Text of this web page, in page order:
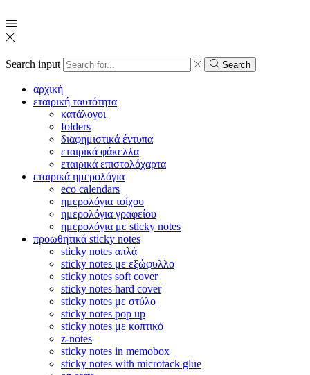
Search input Search
αρχική
εταιρική ταυτότητα
κατάλογοι
folders
διαφημιστικά έντυπα
εταιρικά φάκελλα
εταιρικά επιστολόχαρτα
εταιρικά ημερολόγια
eco calendars
ημερολόγια τοίχου
ημερολόγια γραφείου
ημερολόγια με sticky notes
προωθητικά sticky notes
sticky notes απλά
sticky notes με εξώφυλλο
sticky notes soft cover
sticky notes hard cover
sticky notes με στύλο
sticky notes pop up
sticky notes με κοπτικό
z-notes
sticky notes in memobox
sticky notes with microtack glue